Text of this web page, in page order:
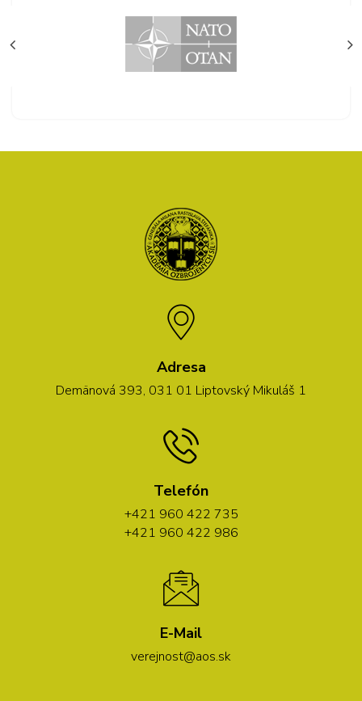
Adresa
Demänová 393, 031 01 Liptovský Mikuláš 1
Telefón
+421 960 422 735
+421 960 422 986
E-Mail
verejnost@aos.sk